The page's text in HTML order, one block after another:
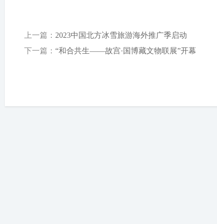
上一篇： 2023中国北方冰雪旅游海外推广季启动
下一篇： “和合共生——故宫·国博藏文物联展”开幕